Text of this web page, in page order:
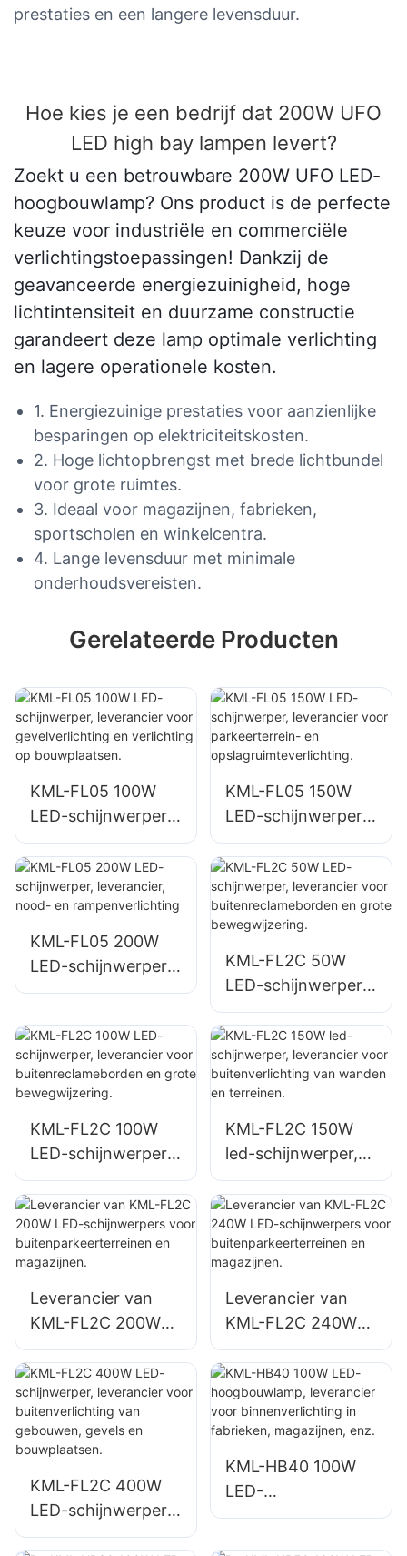
prestaties en een langere levensduur.
Hoe kies je een bedrijf dat 200W UFO
LED high bay lampen levert?
Zoekt u een betrouwbare 200W UFO LED-
hoogbouwlamp? Ons product is de perfecte
keuze voor industriële en commerciële
verlichtingstoepassingen! Dankzij de
geavanceerde energiezuinigheid, hoge
lichtintensiteit en duurzame constructie
garandeert deze lamp optimale verlichting
en lagere operationele kosten.
1. Energiezuinige prestaties voor aanzienlijke
besparingen op elektriciteitskosten.
2. Hoge lichtopbrengst met brede lichtbundel
voor grote ruimtes.
3. Ideaal voor magazijnen, fabrieken,
sportscholen en winkelcentra.
4. Lange levensduur met minimale
onderhoudsvereisten.
Gerelateerde Producten
KML-FL05 100W
LED-schijnwerper,
leverancier voor
gevelverlichting en
verlichting op
bouwplaatsen.
KML-FL05 150W
LED-schijnwerper,
leverancier voor
parkeerterrein- en
opslagruimteverlich
ting.
KML-FL05 200W
LED-schijnwerper,
leverancier, nood-
rampenverlichting
KML-FL2C 50W
LED-schijnwerper,
leverancier voor
buitenreclamebord
en en grote
bewegwijzering.
KML-FL2C 100W
LED-schijnwerper,
leverancier voor
buitenreclamebord
en en grote
bewegwijzering.
KML-FL2C 150W
led-schijnwerper,
leverancier voor
buitenverlichting
van wanden en
terreinen.
Leverancier van
KML-FL2C 200W
LED-schijnwerpers
voor
buitenparkeerterrei
nen en magazijnen.
Leverancier van
KML-FL2C 240W
LED-schijnwerpers
voor
buitenparkeerterrei
nen en magazijnen.
KML-FL2C 400W
LED-schijnwerper,
leverancier voor
KML-HB40 100W
LED-
hoogbouwlamp,